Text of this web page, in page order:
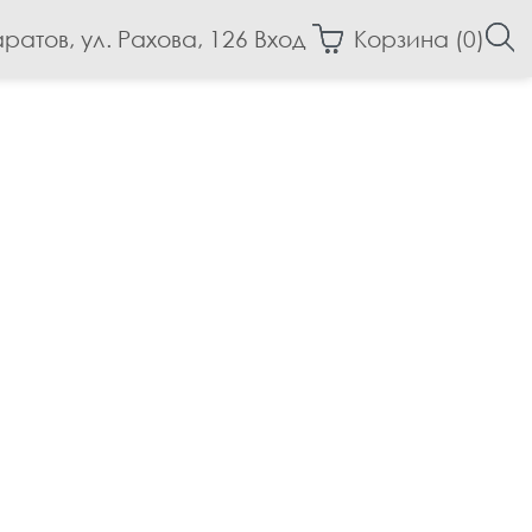
ул. Рахова, 126 Вход Корзина (0)